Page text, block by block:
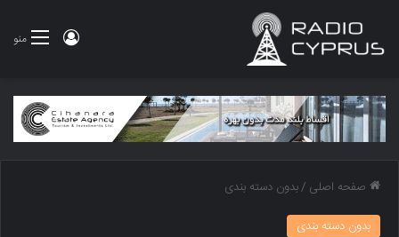
منو ورود
صفحه اصلی /بدون دسته بندی
بدون دسته بندی